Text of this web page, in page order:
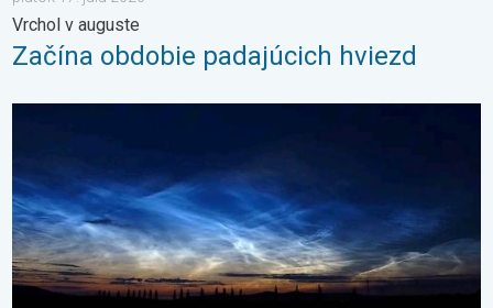
Vrchol v auguste
Začína obdobie padajúcich hviezd